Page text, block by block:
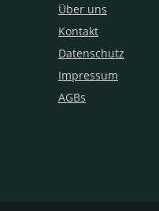
Über uns
Kontakt
Datenschutz
Impressum
AGBs